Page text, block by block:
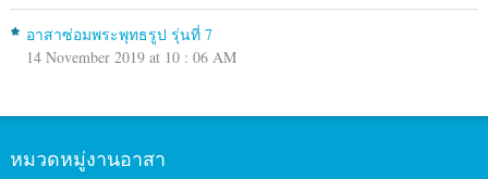
อาสาซ่อมพระพุทธรูป รุ่นที่ 7
14 November 2019 at 10 : 06 AM
หมวดหมู่งานอาสา